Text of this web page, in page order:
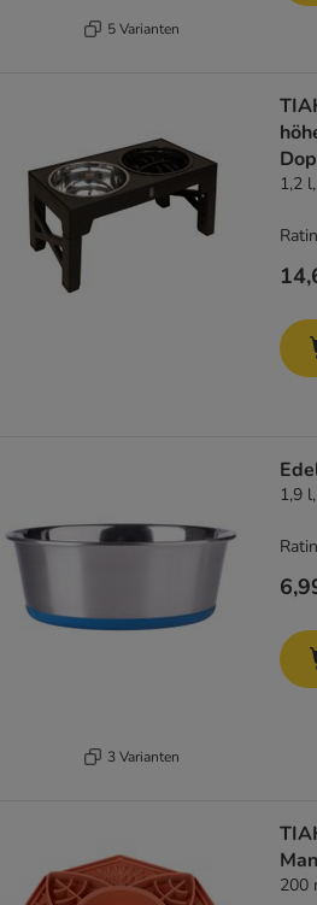
5 Varianten
1,2
3 Varianten
200